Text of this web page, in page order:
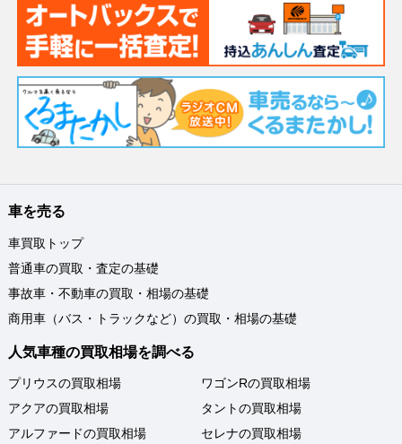
車を売る
車買取トップ
普通車の買取・査定の基礎
事故車・不動車の買取・相場の基礎
商用車（バス・トラックなど）の買取・相場の基礎
人気車種の買取相場を調べる
プリウスの買取相場
アクアの買取相場
アルファードの買取相場
ワゴンRの買取相場
タントの買取相場
セレナの買取相場